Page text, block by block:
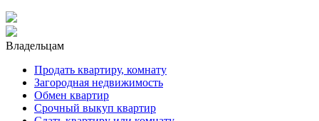
Владельцам
Продать квартиру, комнату
Загородная недвижимость
Обмен квартир
Срочный выкуп квартир